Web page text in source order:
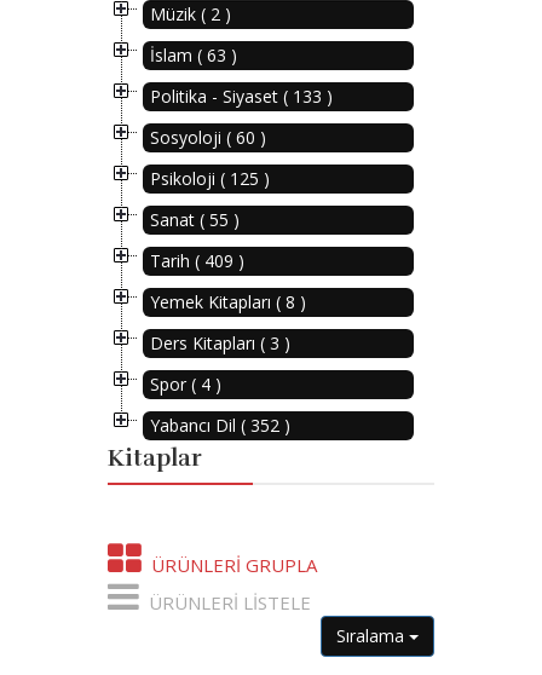
Müzik ( 2 )
İslam ( 63 )
Politika - Siyaset ( 133 )
Sosyoloji ( 60 )
Psikoloji ( 125 )
Sanat ( 55 )
Tarih ( 409 )
Yemek Kitapları ( 8 )
Ders Kitapları ( 3 )
Spor ( 4 )
Yabancı Dil ( 352 )
Kitaplar
ÜRÜNLERI GRUPLA
ÜRÜNLERI LISTELE
Sıralama